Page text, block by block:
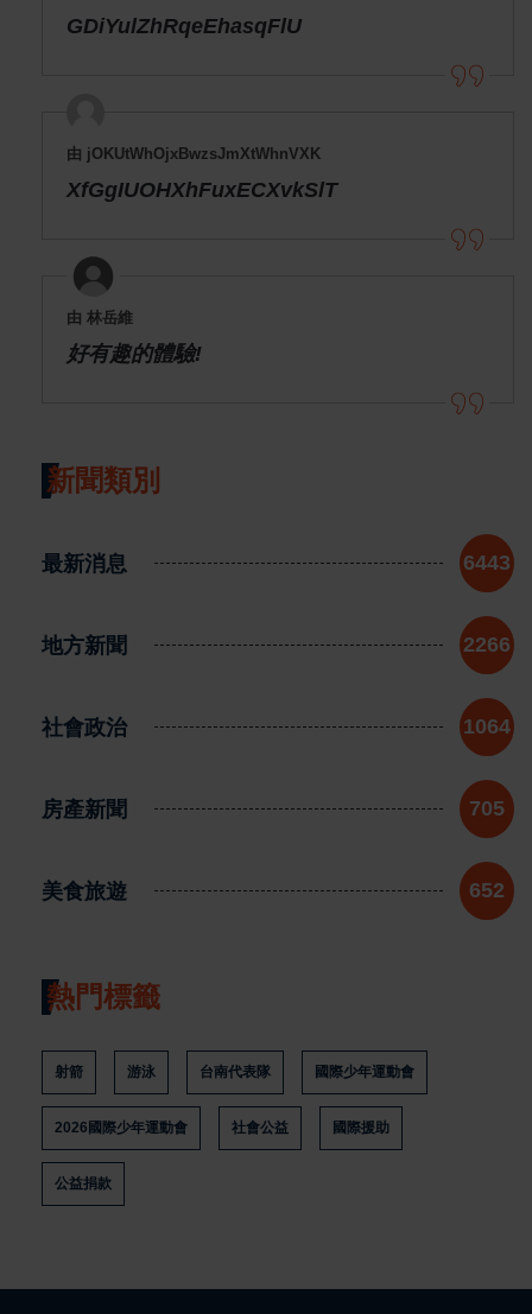
GDiYulZhRqeEhasqFlU
由 jOKUtWhOjxBwzsJmXtWhnVXK
XfGgIUOHXhFuxECXvkSlT
由 林岳維
好有趣的體驗!
新聞類別
最新消息 6443
地方新聞 2266
社會政治 1064
房產新聞 705
美食旅遊 652
熱門標籤
射箭 游泳 台南代表隊 國際少年運動會
2026國際少年運動會 社會公益 國際援助
公益捐款